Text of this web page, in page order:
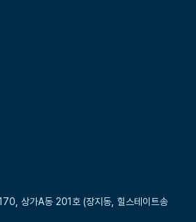
상가A동 201호 (장지동, 힐스테이트송